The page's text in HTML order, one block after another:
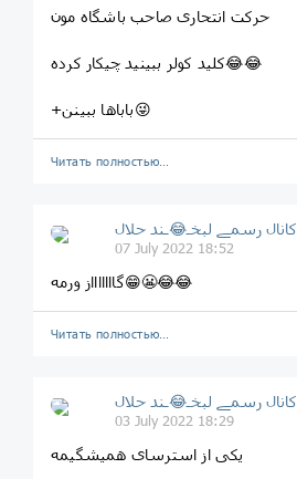
حرکت انتحاری صاحب باشگاه مون
کلید کولر ببینید چیکار کرده😂😂
+باباها ببینن😜
Читать полностью…
کانال رسمے لبخـ😂ـند حلال
07 July 2022 18:52
گاااااااز ورمه😁😬😂😂
Читать полностью…
کانال رسمے لبخـ😂ـند حلال
03 July 2022 18:29
یکی از استرسای همیشگیمه